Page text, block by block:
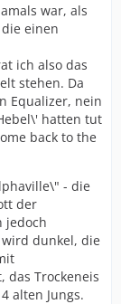
war, als
einen
ich also das
stehen. Da
Equalizer, nein
hatten tut
back to the
- die
der
jedoch
dunkel, die
das Trockeneis
alten Jungs.